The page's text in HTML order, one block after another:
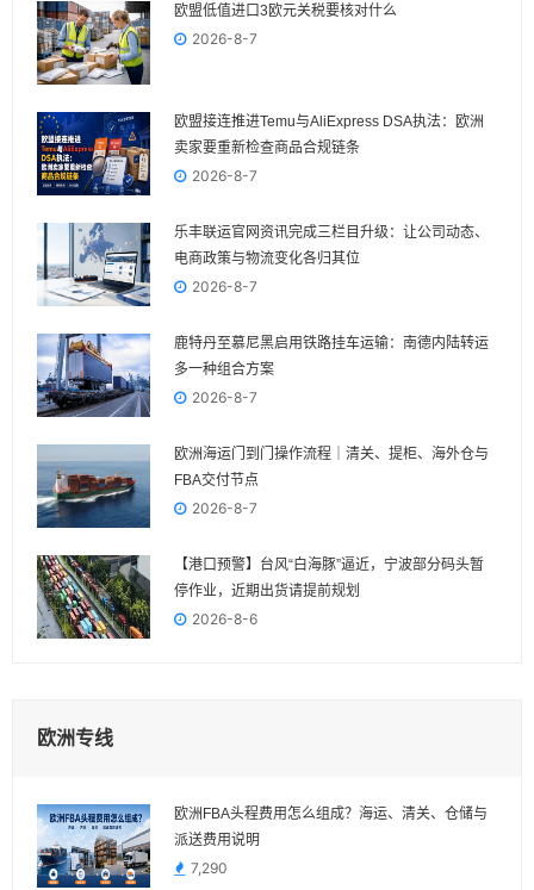
欧盟低值进口3欧元关税要核对什么
2026-8-7
欧盟接连推进Temu与AliExpress DSA执法：欧洲
卖家要重新检查商品合规链条
2026-8-7
乐丰联运官网资讯完成三栏目升级：让公司动态、
电商政策与物流变化各归其位
2026-8-7
鹿特丹至慕尼黑启用铁路挂车运输：南德内陆转运
多一种组合方案
2026-8-7
欧洲海运门到门操作流程｜清关、提柜、海外仓与
FBA交付节点
2026-8-7
【港口预警】台风“白海豚”逼近，宁波部分码头暂
停作业，近期出货请提前规划
2026-8-6
欧洲专线
欧洲FBA头程费用怎么组成？海运、清关、仓储与
派送费用说明
7,290